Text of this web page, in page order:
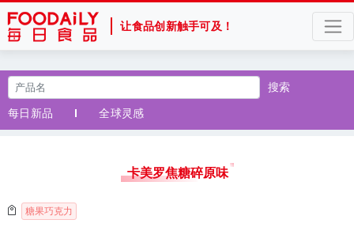
让食品创新触手可及！
搜索
每日新品
全球灵感
卡美罗焦糖碎原味
糖果巧克力